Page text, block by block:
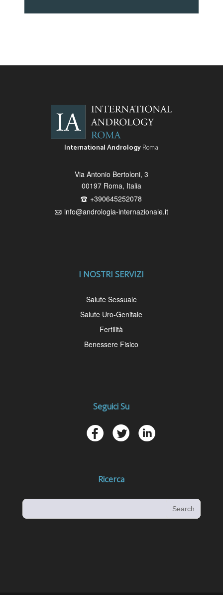
International AndrologyRoma
Via Antonio Bertoloni, 3
00197 Roma, Italia
F +390645252078
G info@andrologia-internazionale.it
I NOSTRI SERVIZI
Salute Sessuale
Salute Uro-Genitale
Fertilità
Benessere Fisico
Seguici Su
u t w
Ricerca